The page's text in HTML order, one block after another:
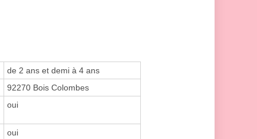
de 2 ans et demi à 4 ans
92270 Bois Colombes
oui
oui